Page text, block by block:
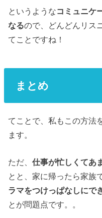
というようなコミュニケ
なるので、どんどんリス
てことですね！
まとめ
てことで、私もこの方法
ます。
ただ、仕事が忙しくてあ
とと、家に帰ったら家族
ラマをつけっぱなしにで
とが問題点です。。